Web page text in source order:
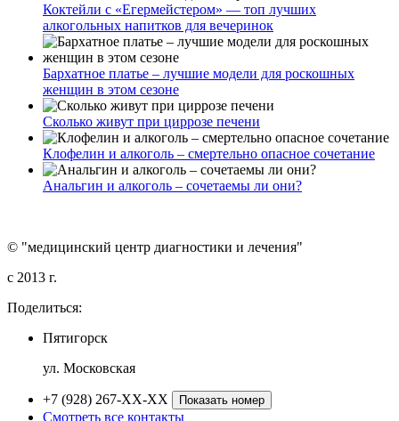
Коктейли с «Егермейстером» — топ лучших
алкогольных напитков для вечеринок
Бархатное платье – лучшие модели для роскошных
женщин в этом сезоне
Сколько живут при циррозе печени
Клофелин и алкоголь – смертельно опасное сочетание
Анальгин и алкоголь – сочетаемы ли они?
© "медицинский центр диагностики и лечения"
c 2013 г.
Поделиться:
Пятигорск
ул. Московская
+7 (928) 267-XX-XX Показать номер
Смотреть все контакты